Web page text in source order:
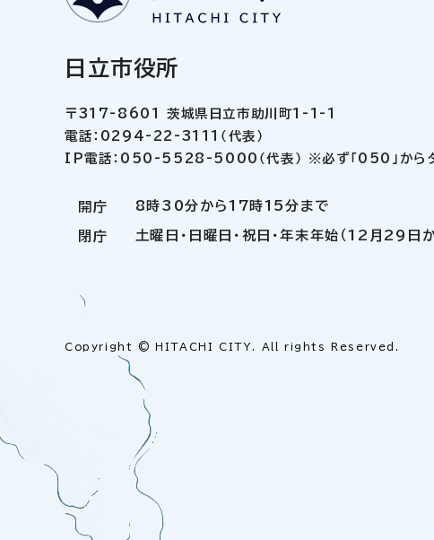
日立市役所
〒317-8601 茨城県日立市助川町1-1-1
電話：0294-22-3111（代表）
IP電話：050-5528-5000（代表） ※必ず「050」からダ
開庁 8時30分から17時15分まで
閉庁 土曜日・日曜日・祝日・年末年始（12月29日
Copyright © HITACHI CITY. All rights Reserved.